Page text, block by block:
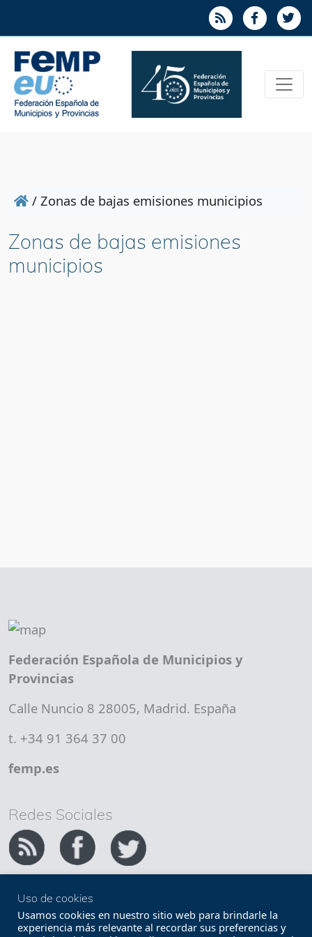
/ Zonas de bajas emisiones municipios
Zonas de bajas emisiones
municipios
Federación Española de Municipios y
Provincias
Calle Nuncio 8 28005, Madrid. España
t. +34 91 364 37 00
femp.es
Redes Sociales
Copyright FEMP
Accesibilidad
Uso de cookies
Usamos cookies en nuestro sitio web para brindarle la
experiencia más relevante al recordar sus preferencias y